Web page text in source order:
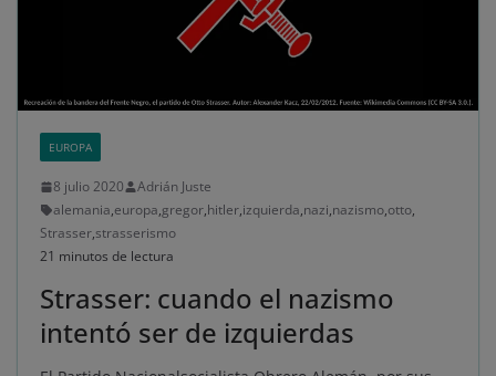
EUROPA
8 julio 2020
Adrián Juste
alemania,europa,gregor,hitler,izquierda,nazi,nazismo,otto,
Strasser,strasserismo
21 minutos de lectura
Strasser: cuando el nazismo
intentó ser de izquierdas